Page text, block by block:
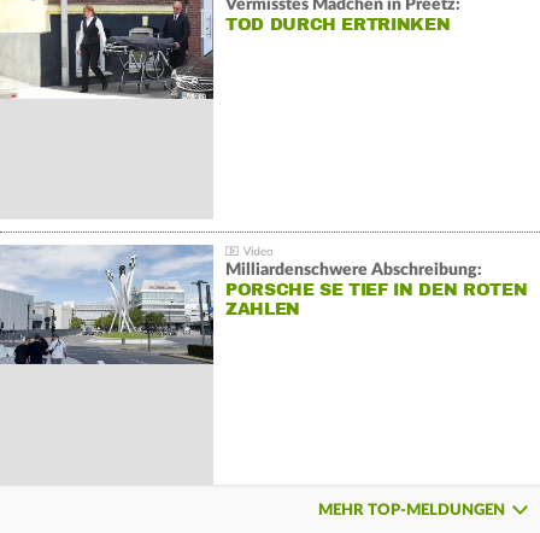
Vermisstes Mädchen in Preetz:
TOD DURCH ERTRINKEN
Milliardenschwere Abschreibung:
PORSCHE SE TIEF IN DEN ROTEN
ZAHLEN
MEHR TOP-MELDUNGEN